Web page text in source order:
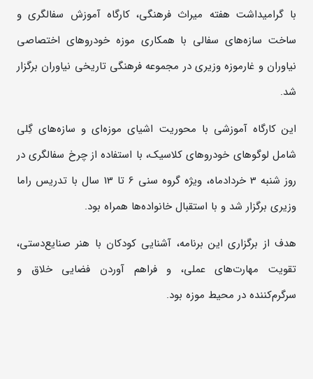
با گرامیداشت هفته میراث فرهنگی، کارگاه آموزش سفالگری و
ساخت سازه‌های سفالی با همکاری موزه خودروهای اختصاصی
نیاوران و غارموزه وزیری در مجموعه فرهنگی تاریخی نیاوران برگزار
شد.
این کارگاه آموزشی با محوریت اشیای موزه‌ای و سازه‌های گِلی
شامل لوگوهای خودروهای کلاسیک، با استفاده از چرخ سفالگری در
روز ‌شنبه 3 خردادماه، ویژه گروه سنی 6 تا 13 سال با تدریس راما
وزیری برگزار شد و با استقبال خانواده‌ها همراه بود.
هدف از برگزاری این برنامه، آشنایی کودکان با هنر صنایع‌دستی،
تقویت مهارت‌های عملی، و فراهم آوردن فضایی خلاق و
سرگرم‌کننده در محیط موزه بود.